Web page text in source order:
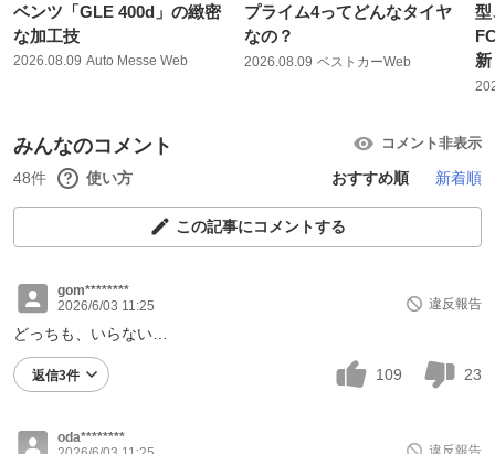
ベンツ「GLE 400d」の緻密
な加工技
2026.08.09 Auto Messe Web
プライム4ってどんなタイヤ
なの？
2026.08.09 ベストカーWeb
新
みんなのコメント コメント非表示
48件 使い方 おすすめ順 新着順
この記事にコメントする
gom********
2026/6/03 11:25
違反報告
どっちも、いらない…
返信3件 109 23
oda********
違反報告